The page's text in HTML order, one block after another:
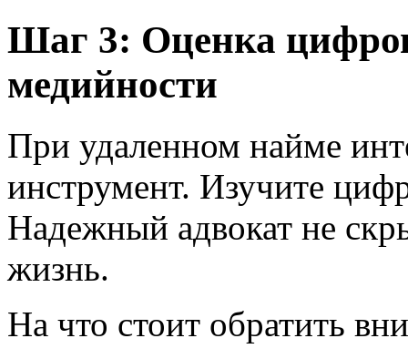
Шаг 3: Оценка
медийности
При удаленном найме
инструмент. Изучите
Надежный адвокат не
жизнь.
На что стоит обратить